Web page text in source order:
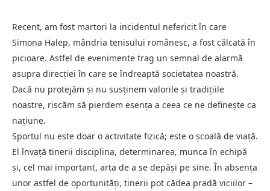
Recent, am fost martori la incidentul nefericit în care
Simona Halep, mândria tenisului românesc, a fost călcată în
picioare. Astfel de evenimente trag un semnal de alarmă
asupra direcției în care se îndreaptă societatea noastră.
Dacă nu protejăm și nu susținem valorile și tradițiile
noastre, riscăm să pierdem esența a ceea ce ne definește ca
națiune.
Sportul nu este doar o activitate fizică; este o școală de viață.
El învață tinerii disciplina, determinarea, munca în echipă
și, cel mai important, arta de a se depăși pe sine. În absența
unor astfel de oportunități, tinerii pot cădea pradă viciilor –